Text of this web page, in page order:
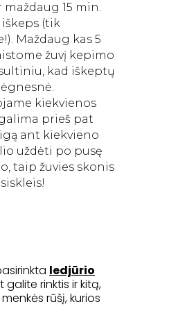
15 min.
iškeps (tik
Maždaug kas 5
žuvį kepimo
kad iškeptų
kiekvienos
prieš pat
ant kiekvieno
uždėti po pusę
taip žuvies skonis
ledjūrio
galite rinktis ir kitą,
rūšį, kurios